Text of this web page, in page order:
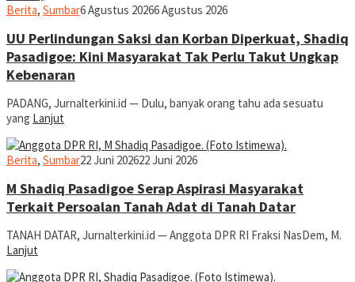
Berita, Sumbarjurnaldion
6 Agustus 20266 Agustus 2026
UU Perlindungan Saksi dan Korban Diperkuat, Shadiq
Pasadigoe: Kini Masyarakat Tak Perlu Takut Ungkap
Kebenaran
PADANG, Jurnalterkini.id — Dulu, banyak orang tahu ada sesuatu
yang Lanjut
Berita, Sumbarjurnaldion
22 Juni 202622 Juni 2026
M Shadiq Pasadigoe Serap Aspirasi Masyarakat
Terkait Persoalan Tanah Adat di Tanah Datar
TANAH DATAR, Jurnalterkini.id — Anggota DPR RI Fraksi NasDem, M.
Lanjut